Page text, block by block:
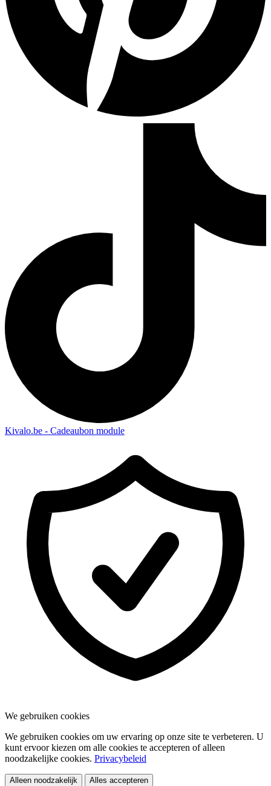
Kivalo.be - Cadeaubon module
We gebruiken cookies
We gebruiken cookies om uw ervaring op onze site te verbeteren. U
kunt ervoor kiezen om alle cookies te accepteren of alleen
noodzakelijke cookies. Privacybeleid
Alleen noodzakelijk Alles accepteren